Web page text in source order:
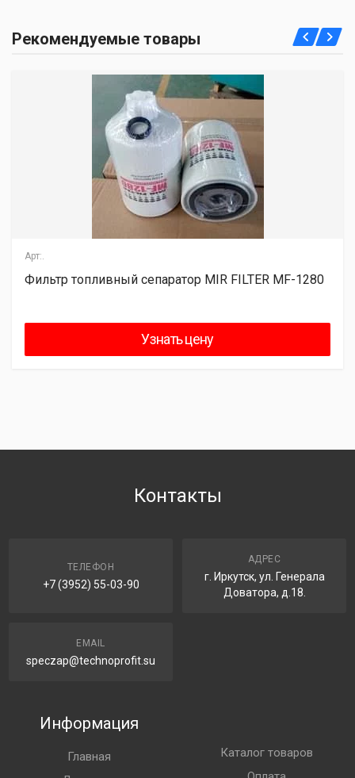
Рекомендуемые товары
Арт:.
Фильтр топливный сепаратор MIR FILTER MF-1280
Узнать цену
Контакты
ТЕЛЕФОН
+7 (3952) 55-03-90
АДРЕС
г. Иркутск, ул. Генерала
Доватора, д.18.
EMAIL
speczap@technoprofit.su
Информация
Главная
Каталог товаров